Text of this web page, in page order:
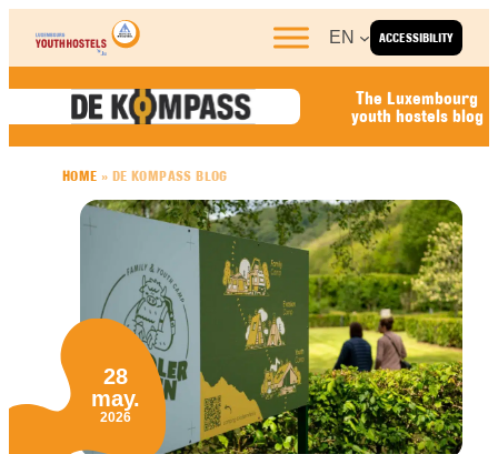
Skip to content
ACCESSIBILITY
EN
The Luxembourg
youth hostels blog
HOME » DE KOMPASS BLOG
28
may.
2026